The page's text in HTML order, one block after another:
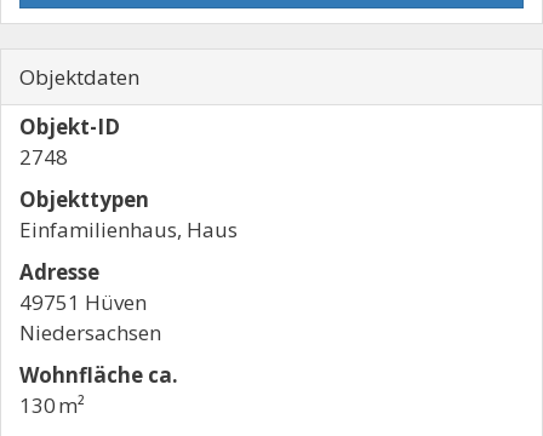
Objektdaten
Objekt-ID
2748
Objekttypen
Einfamilienhaus, Haus
Adresse
49751 Hüven
Niedersachsen
Wohnfläche ca.
130 m²